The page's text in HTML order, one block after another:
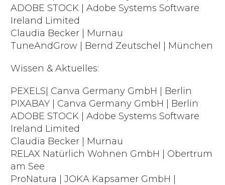
ADOBE STOCK | Adobe Systems Software
Ireland Limited
Claudia Becker | Murnau
TuneAndGrow | Bernd Zeutschel | München
Wissen & Aktuelles:
PEXELS| Canva Germany GmbH | Berlin
PIXABAY | Canva Germany GmbH | Berlin
ADOBE STOCK | Adobe Systems Software
Ireland Limited
Claudia Becker | Murnau
RELAX Natürlich Wohnen GmbH | Obertrum
am See
ProNatura | JOKA Kapsamer GmbH |